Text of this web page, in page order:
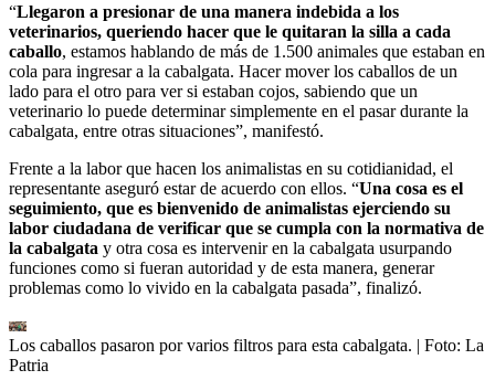
“Llegaron a presionar de una manera indebida a los
veterinarios, queriendo hacer que le quitaran la silla a cada
caballo, estamos hablando de más de 1.500 animales que estaban en
cola para ingresar a la cabalgata. Hacer mover los caballos de un
lado para el otro para ver si estaban cojos, sabiendo que un
veterinario lo puede determinar simplemente en el pasar durante la
cabalgata, entre otras situaciones”, manifestó.
Frente a la labor que hacen los animalistas en su cotidianidad, el
representante aseguró estar de acuerdo con ellos. “Una cosa es el
seguimiento, que es bienvenido de animalistas ejerciendo su
labor ciudadana de verificar que se cumpla con la normativa de
la cabalgata y otra cosa es intervenir en la cabalgata usurpando
funciones como si fueran autoridad y de esta manera, generar
problemas como lo vivido en la cabalgata pasada”, finalizó.
Los caballos pasaron por varios filtros para esta cabalgata. | Foto: La
Patria